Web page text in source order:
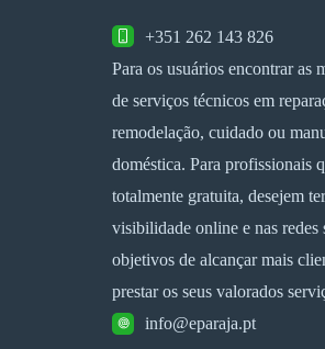
+351 262 143 826
Para os usuários encontrar as
de serviços técnicos em
remodelação, cuidado ou
doméstica. Para profissionais
totalmente gratuita, desejem
visibilidade online e nas redes
objetivos de alcançar mais
prestar os seus valorados
info@eparaja.pt